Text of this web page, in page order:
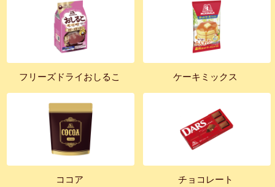
フリーズドライおしるこ ケーキミックス
ココア チョコレート